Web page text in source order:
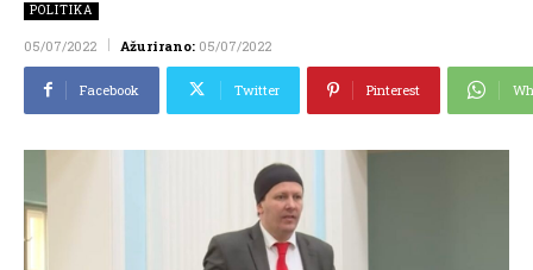
POLITIKA
05/07/2022 Ažurirano: 05/07/2022
Facebook Twitter Pinterest